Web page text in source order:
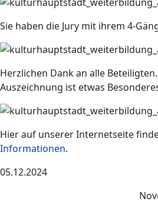
Sie haben die Jury mit ihrem 4-
Herzlichen Dank an alle
Auszeichnung ist etwas
Hier auf unserer Internetseite
Informationen.
05.12.2024